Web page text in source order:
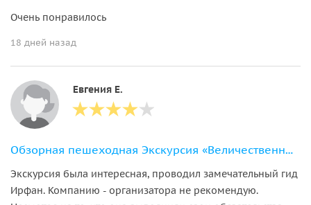
Очень понравилось
18 дней назад
Евгения Е.
Обзорная пешеходная Экскурсия «Величественный Стамбул»
Экскурсия была интересная, проводил замечательный гид
Ирфан. Компанию - организатора не рекомендую.